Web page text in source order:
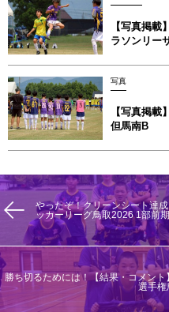
【写真掲
ラソンリー
写真
【写真掲
但馬南B
やったぞ！クリーンシート達
ッカーリーグ鳥取2026 1部前
勝ち切るためには！【結果・コメン
選手